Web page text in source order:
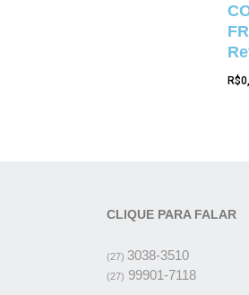
R$
CLIQUE PARA FALAR
(27) 3038-3510
(27) 99901-7118